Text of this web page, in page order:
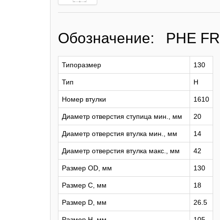
Обозначение: PHE
Типоразмер 130
Тип H
Номер втулки 1610
Диаметр отверстия ступица мин., мм 20
Диаметр отверстия втулка мин., мм 14
Диаметр отверстия втулка макс., мм 42
Размер OD, мм 130
Размер C, мм 18
Размер D, мм 26.5